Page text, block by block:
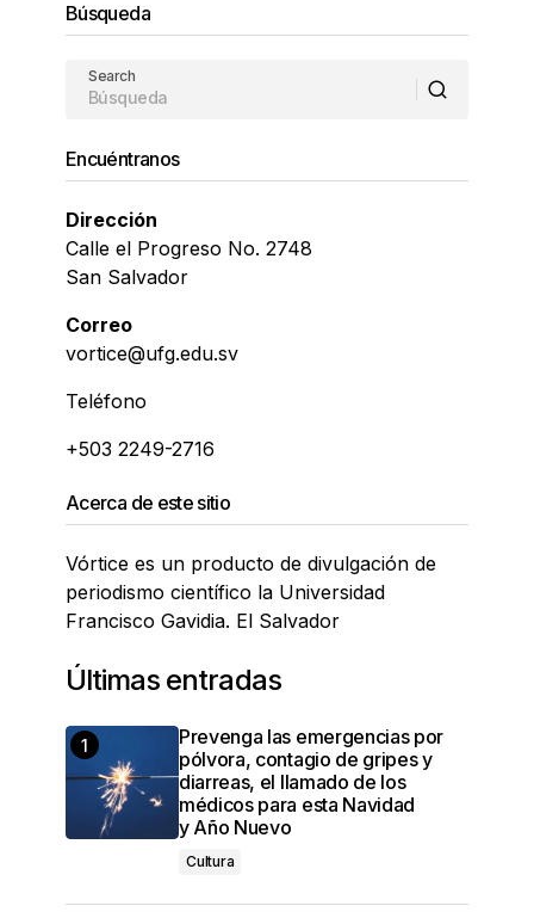
Búsqueda
Search
Encuéntranos
Dirección
Calle el Progreso No. 2748
San Salvador
Correo
vortice@ufg.edu.sv
Teléfono
+503 2249-2716
Acerca de este sitio
Vórtice es un producto de divulgación de
periodismo científico la Universidad
Francisco Gavidia. El Salvador
Últimas entradas
Prevenga las emergencias por
pólvora, contagio de gripes y
diarreas, el llamado de los
médicos para esta Navidad
y Año Nuevo
Cultura